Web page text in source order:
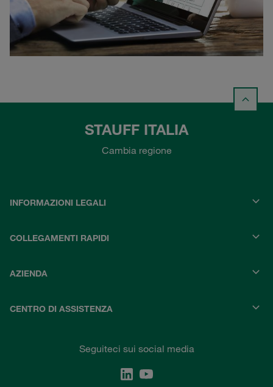
STAUFF ITALIA
Cambia regione
INFORMAZIONI LEGALI
COLLEGAMENTI RAPIDI
AZIENDA
CENTRO DI ASSISTENZA
Seguiteci sui social media